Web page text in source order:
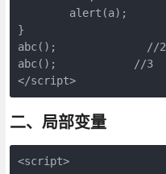
        alert(a);
}
abc();              //2
abc();            //3
</script>
二、局部变量
<script>